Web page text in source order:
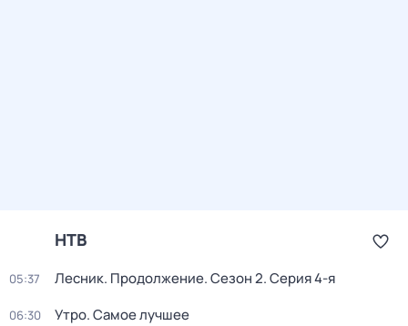
НТВ
05:37 Лесник. Продолжение. Сезон 2. Серия 4-я
06:30 Утро. Самое лучшее